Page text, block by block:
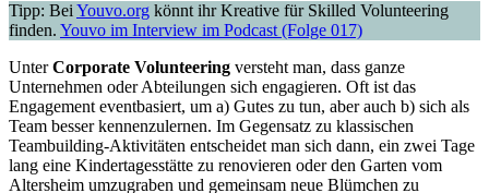
Tipp: Bei Youvo.org könnt ihr Kreative für Skilled Volunteering
finden. Youvo im Interview im Podcast (Folge 017)
UnterCorporate Volunteering versteht man, dass ganze
Unternehmen oder Abteilungen sich engagieren. Oft ist das
Engagement eventbasiert, um a) Gutes zu tun, aber auch b) sich als
Team besser kennenzulernen. Im Gegensatz zu klassischen
Teambuilding-Aktivitäten entscheidet man sich dann, ein zwei Tage
lang eine Kindertagesstätte zu renovieren oder den Garten vom
Altersheim umzugraben und gemeinsam neue Blümchen zu